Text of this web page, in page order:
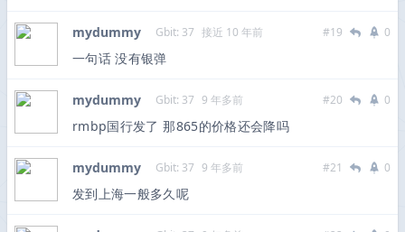
mydummy Gbit: 37 接近 10 年前 #19 0
一句话 没有银弹
mydummy Gbit: 37 9 年多前 #20 0
rmbp国行发了 那865的价格还会降吗
mydummy Gbit: 37 9 年多前 #21 0
发到上海一般多久呢